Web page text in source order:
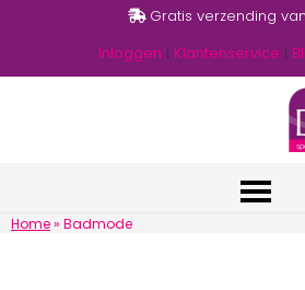
Gratis verzending
Inloggen | Klantenservice |
Home» Badmode